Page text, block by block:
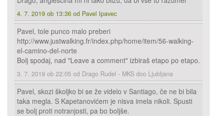
4. 7. 2019 ob 13:36 od Pavel Ipavec
Pavel, tole punco malo preberi
http://www.justwalking.fr/index.php/home/item/56-walking-
el-camino-del-norte
Bolj spodaj, nad "Leave a comment" izbiraš etapo po etapo.
3. 7. 2019 ob 22:05 od Drago Rudel - MKS doo Ljubljana
Pavel, skozi školjko bi se že videlo v Santiago, če ne bi bila
taka megla. S Kapetanovićem je nisva imela nikoli. Spusti
se bolj proti notranjosti, pa bo boljše.